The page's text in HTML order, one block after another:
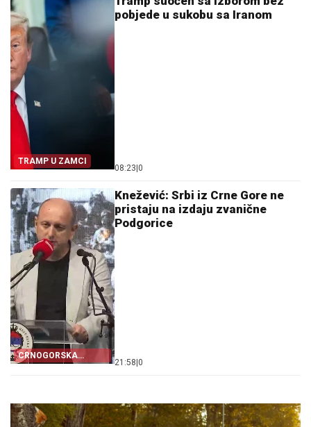
TRAMP U ZAMCI
pobjede u sukobu sa Iranom
08:23 0
CRNOGORSKA
ZASTAVA PORED
Knežević: Srbi iz Crne Gore ne
pristaju na izdaju zvanične
Podgorice
21:58 0